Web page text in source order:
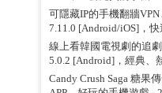
可隱藏IP的手機翻牆VPN
7.11.0 [Android/iOS]，
線上看韓國電視劇的追劇
5.0.2 [Android]，經典、
Candy Crush Saga 糖果